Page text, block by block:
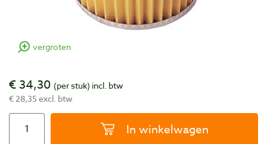
vergroten
€ 34,30 (per stuk) incl. btw
€ 28,35 excl. btw
In winkelwagen